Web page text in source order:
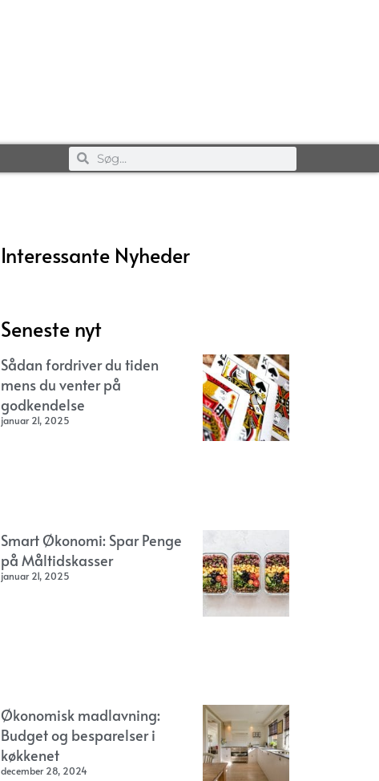
Interessante Nyheder
Seneste nyt
Sådan fordriver du tiden
mens du venter på
godkendelse
januar 21, 2025
Smart Økonomi: Spar Penge
på Måltidskasser
januar 21, 2025
Økonomisk madlavning:
Budget og besparelser i
køkkenet
december 28, 2024